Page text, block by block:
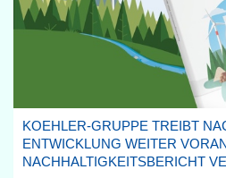
KOEHLER-GRUPPE TREIBT
ENTWICKLUNG WEITER
NACHHALTIGKEITSBERICHT